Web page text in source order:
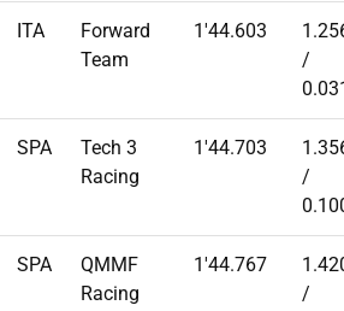
ITA
Forward
Team
1'44.603
/
SPA
Tech 3
Racing
1'44.703
/
SPA
QMMF
Racing
1'44.767
/